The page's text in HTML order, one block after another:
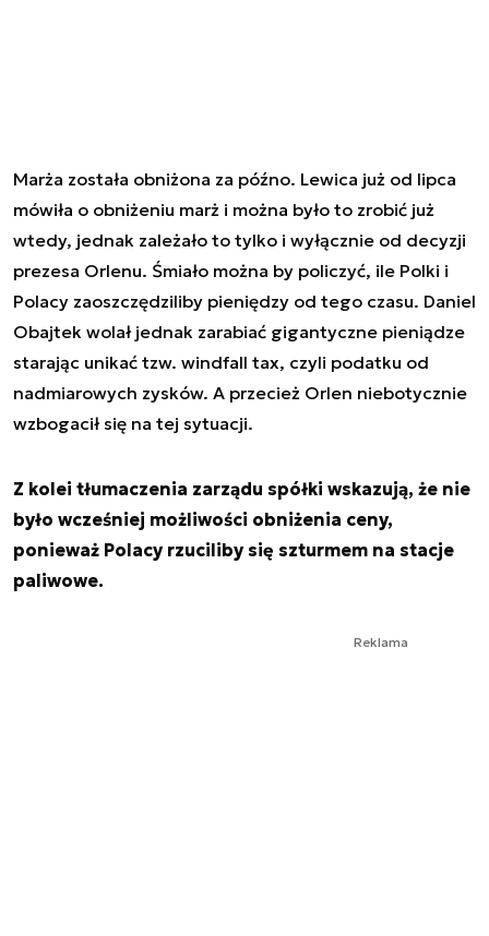
Marża została obniżona za późno. Lewica już od lipca
mówiła o obniżeniu marż i można było to zrobić już
wtedy, jednak zależało to tylko i wyłącznie od decyzji
prezesa Orlenu. Śmiało można by policzyć, ile Polki i
Polacy zaoszczędziliby pieniędzy od tego czasu. Daniel
Obajtek wolał jednak zarabiać gigantyczne pieniądze
starając unikać tzw. windfall tax, czyli podatku od
nadmiarowych zysków. A przecież Orlen niebotycznie
wzbogacił się na tej sytuacji.
Z kolei tłumaczenia zarządu spółki wskazują, że nie
było wcześniej możliwości obniżenia ceny,
ponieważ Polacy rzuciliby się szturmem na stacje
paliwowe.
Reklama